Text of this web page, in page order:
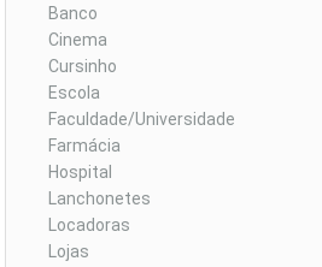
Banco
Cinema
Cursinho
Escola
Faculdade/Universidade
Farmácia
Hospital
Lanchonetes
Locadoras
Lojas